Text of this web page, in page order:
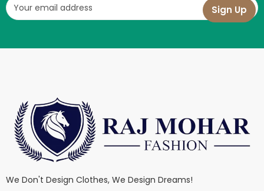
We Don't Design Clothes, We Design Dreams!